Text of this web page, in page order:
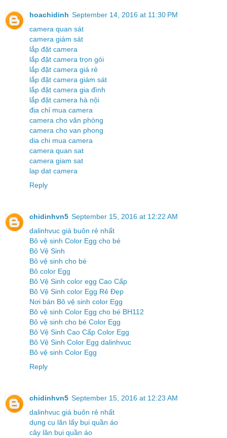
hoachidinh September 14, 2016 at 11:30 PM
camera quan sát
camera giám sát
lắp đặt camera
lắp đặt camera trọn gói
lắp đặt camera giá rẻ
lắp đặt camera giám sát
lắp đặt camera gia đình
lắp đặt camera hà nội
địa chỉ mua camera
camera cho văn phòng
camera cho van phong
dia chi mua camera
camera quan sat
camera giam sat
lap dat camera
Reply
chidinhvn5 September 15, 2016 at 12:22 AM
dalinhvuc giá buôn rẻ nhất
Bô vệ sinh Color Egg cho bé
Bô Vệ Sinh
Bô vệ sinh cho bé
Bô color Egg
Bô Vệ Sinh color egg Cao Cấp
Bô Vệ Sinh color Egg Rẻ Đẹp
Nơi bán Bô vệ sinh color Egg
Bô vệ sinh Color Egg cho bé BH112
Bô vệ sinh cho bé Color Egg
Bô Vệ Sinh Cao Cấp Color Egg
Bô Vệ Sinh Color Egg dalinhvuc
Bô vệ sinh Color Egg
Reply
chidinhvn5 September 15, 2016 at 12:23 AM
dalinhvuc giá buôn rẻ nhất
dụng cụ lăn lấy bụi quần áo
cây lăn bụi quần áo